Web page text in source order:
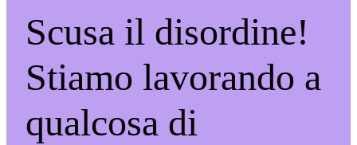
Scusa il disordine!
Stiamo lavorando a
qualcosa di